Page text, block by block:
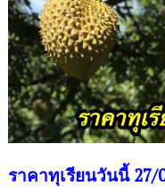
ราคาทุเรียนวันนี้ 27/